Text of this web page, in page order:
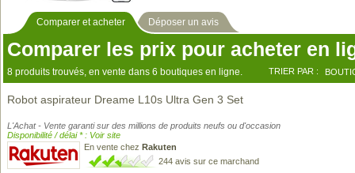
Comparer et acheter Déposer un avis
Comparer les prix pour acheter en
8 produits trouvés, en vente dans 6 boutiques en ligne. TRIER PAR :
Robot aspirateur Dreame L10s Ultra Gen 3 Set
L'Achat - Vente garanti sur des millions de produits neufs ou d'occasion
Disponibilité / délai * : Voir site
En vente chez Rakuten
244 avis sur ce marchand